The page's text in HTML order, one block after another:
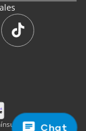
Chat
y Baleares.